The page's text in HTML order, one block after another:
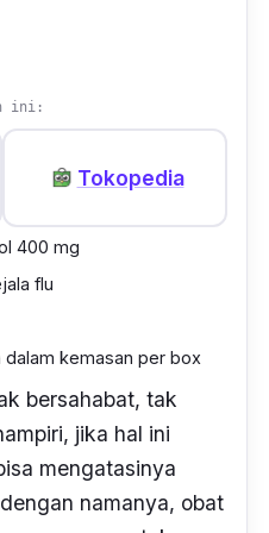
ini:
Tokopedia
400 mg
flu
kemasan per box
bersahabat, tak
jika hal ini
mengatasinya
namanya, obat